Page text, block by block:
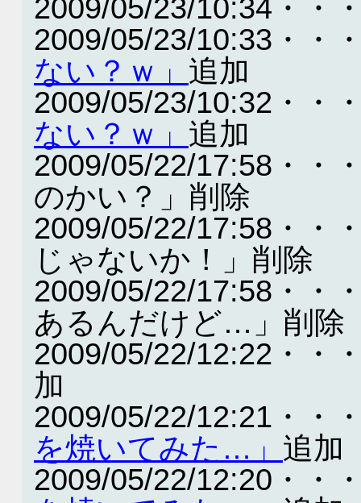
2009/05/23/10:34・・
2009/05/23/10:33・・
ない？ｗ」 追加
2009/05/23/10:32・・
ない？ｗ」 追加
2009/05/22/17:58・・
のかい？」削除
2009/05/22/17:58・・
じゃないか！」削除
2009/05/22/17:58・・
あるんだけど…」削除
2009/05/22/12:22・・
加
2009/05/22/12:21・・
を焼いてみた…」 追加
2009/05/22/12:20・・